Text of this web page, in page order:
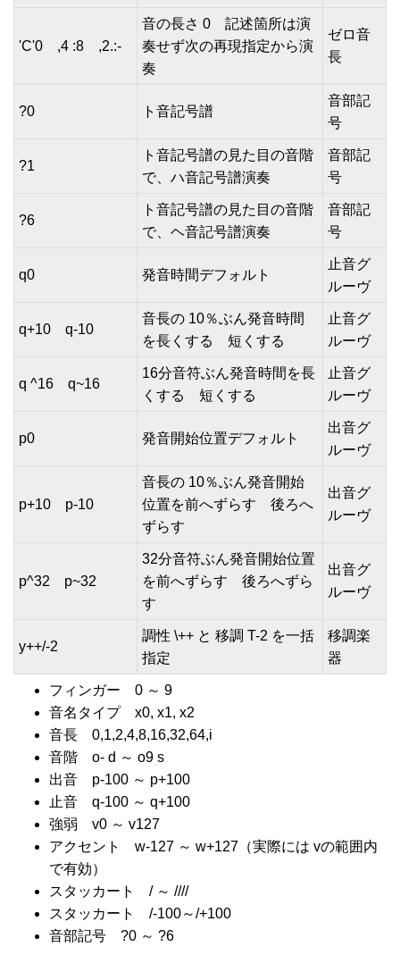
'C'0 ,4 :8 ,2.:-
音の長さ 0 記述箇所は演
奏せず次の再現指定から演
奏
ゼロ音
長
?0 ト音記号譜
音部記
号
?1
ト音記号譜の見た目の音階
で、ハ音記号譜演奏
音部記
号
?6
ト音記号譜の見た目の音階
で、ヘ音記号譜演奏
音部記
号
q0 発音時間デフォルト
止音グ
ルーヴ
q+10 q-10
音長の 10％ぶん発音時間
を長くする 短くする
止音グ
ルーヴ
q ^16 q~16
16分音符ぶん発音時間を長
くする 短くする
止音グ
ルーヴ
p0 発音開始位置デフォルト
出音グ
ルーヴ
p+10 p-10
音長の 10％ぶん発音開始
位置を前へずらす 後ろへ
ずらす
出音グ
ルーヴ
p^32 p~32
32分音符ぶん発音開始位置
を前へずらす 後ろへずら
す
出音グ
ルーヴ
y++/-2
調性 \++ と 移調 T-2 を一括
指定
移調楽
器
フィンガー 0 ～ 9
音名タイプ x0, x1, x2
音長 0,1,2,4,8,16,32,64,i
音階 o- d ～ o9 s
出音 p-100 ～ p+100
止音 q-100 ～ q+100
強弱 v0 ～ v127
アクセント w-127 ～ w+127（実際には vの範囲内
で有効）
スタッカート / ～ ////
スタッカート /-100～/+100
音部記号 ?0 ～ ?6